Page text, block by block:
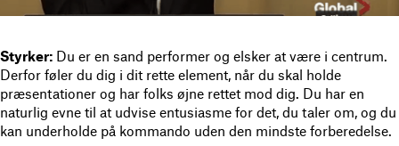
Styrker: Du er en sand performer og elsker at være i centrum.
Derfor føler du dig i dit rette element, når du skal holde
præsentationer og har folks øjne rettet mod dig. Du har en
naturlig evne til at udvise entusiasme for det, du taler om, og du
kan underholde på kommando uden den mindste forberedelse.